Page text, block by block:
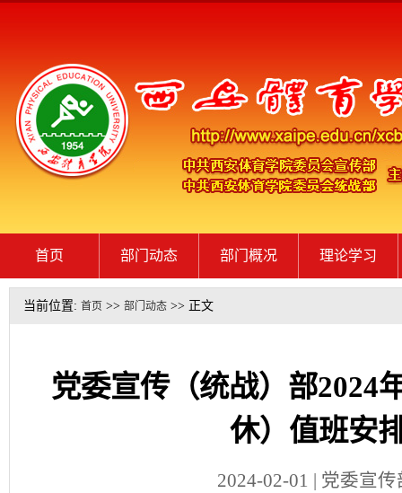
首页 部门动态 部门概况 理论学习
当前位置: 首页 >> 部门动态 >> 正文
党委宣传（统战）部2024
休）值班安
2024-02-01 | 党委宣